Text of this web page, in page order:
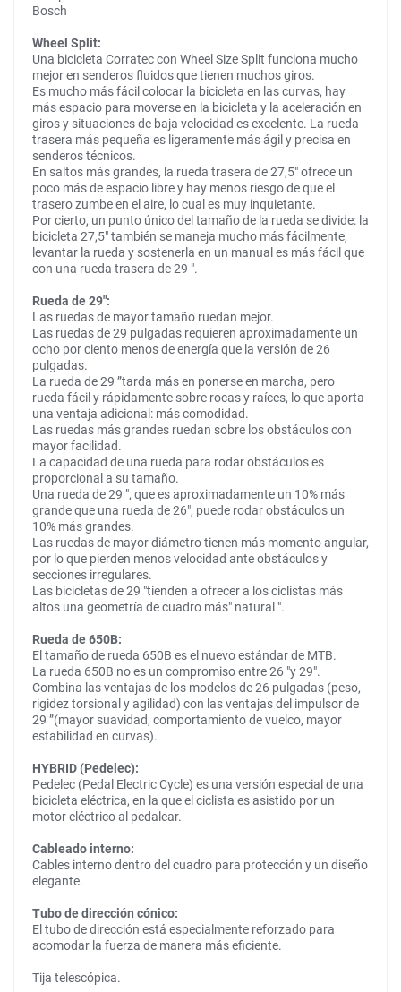
Bosch
Wheel Split:
Una bicicleta Corratec con Wheel Size Split funciona mucho
mejor en senderos fluidos que tienen muchos giros.
Es mucho más fácil colocar la bicicleta en las curvas, hay
más espacio para moverse en la bicicleta y la aceleración en
giros y situaciones de baja velocidad es excelente. La rueda
trasera más pequeña es ligeramente más ágil y precisa en
senderos técnicos.
En saltos más grandes, la rueda trasera de 27,5" ofrece un
poco más de espacio libre y hay menos riesgo de que el
trasero zumbe en el aire, lo cual es muy inquietante.
Por cierto, un punto único del tamaño de la rueda se divide: la
bicicleta 27,5" también se maneja mucho más fácilmente,
levantar la rueda y sostenerla en un manual es más fácil que
con una rueda trasera de 29 ″.
Rueda de 29":
Las ruedas de mayor tamaño ruedan mejor.
Las ruedas de 29 pulgadas requieren aproximadamente un
ocho por ciento menos de energía que la versión de 26
pulgadas.
La rueda de 29 ”tarda más en ponerse en marcha, pero
rueda fácil y rápidamente sobre rocas y raíces, lo que aporta
una ventaja adicional: más comodidad.
Las ruedas más grandes ruedan sobre los obstáculos con
mayor facilidad.
La capacidad de una rueda para rodar obstáculos es
proporcional a su tamaño.
Una rueda de 29 ", que es aproximadamente un 10% más
grande que una rueda de 26", puede rodar obstáculos un
10% más grandes.
Las ruedas de mayor diámetro tienen más momento angular,
por lo que pierden menos velocidad ante obstáculos y
secciones irregulares.
Las bicicletas de 29 "tienden a ofrecer a los ciclistas más
altos una geometría de cuadro más" natural ".
Rueda de 650B:
El tamaño de rueda 650B es el nuevo estándar de MTB.
La rueda 650B no es un compromiso entre 26 "y 29".
Combina las ventajas de los modelos de 26 pulgadas (peso,
rigidez torsional y agilidad) con las ventajas del impulsor de
29 ”(mayor suavidad, comportamiento de vuelco, mayor
estabilidad en curvas).
HYBRID (Pedelec):
Pedelec (Pedal Electric Cycle) es una versión especial de una
bicicleta eléctrica, en la que el ciclista es asistido por un
motor eléctrico al pedalear.
Cableado interno:
Cables interno dentro del cuadro para protección y un diseño
elegante.
Tubo de dirección cónico:
El tubo de dirección está especialmente reforzado para
acomodar la fuerza de manera más eficiente.
Tija telescópica.